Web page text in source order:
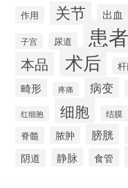
作用 关节 出血
子宫 尿道 患者
本品 术后
畸形 疼痛 病变
红细胞 细胞 结膜
脊髓 脓肿 膀胱
阴道 静脉 食管